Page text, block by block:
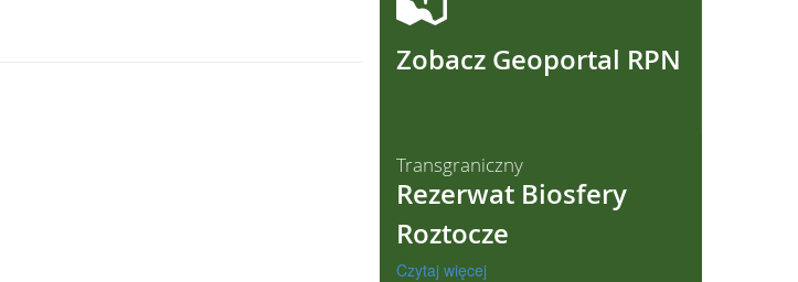
Zobacz Geoportal RPN
Transgraniczny
Rezerwat Biosfery
Roztocze
Czytaj więcej